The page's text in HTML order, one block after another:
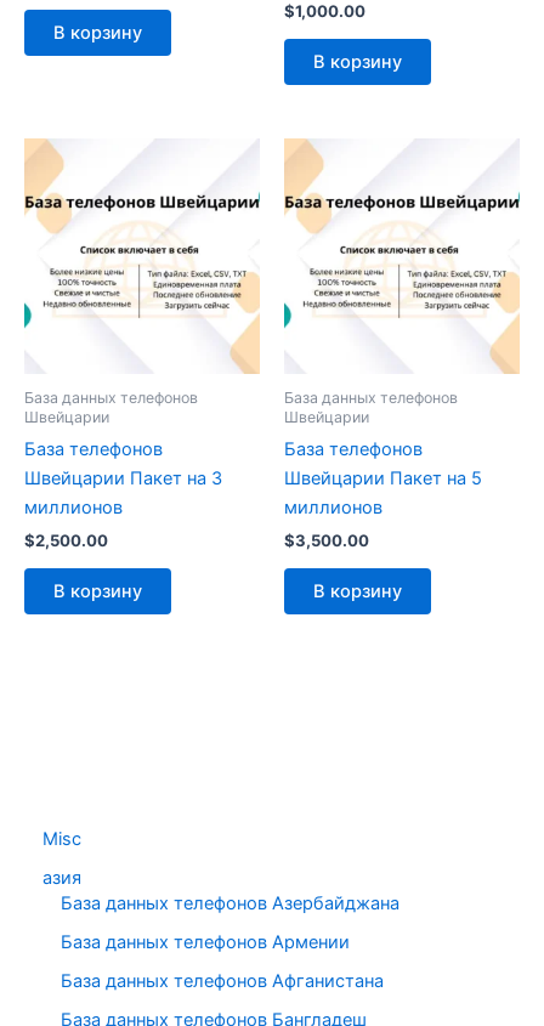
Misc
азия
База данных телефонов Азербайджана
База данных телефонов Армении
База данных телефонов Афганистана
База данных телефонов Бангладеш
В корзину
$1,000.00
В корзину
База данных телефонов
Швейцарии
База телефонов
Швейцарии Пакет на 3
миллионов
$2,500.00
В корзину
База данных телефонов
Швейцарии
База телефонов
Швейцарии Пакет на 5
миллионов
$3,500.00
В корзину